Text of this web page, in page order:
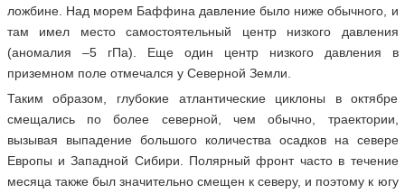
ложбине. Над морем Баффина давление было ниже обычного, и
там имел место самостоятельный центр низкого давления
(аномалия –5 гПа). Еще один центр низкого давления в
приземном поле отмечался у Северной Земли.
Таким образом, глубокие атлантические циклоны в октябре
смещались по более северной, чем обычно, траектории,
вызывая выпадение большого количества осадков на севере
Европы и Западной Сибири. Полярный фронт часто в течение
месяца также был значительно смещен к северу, и поэтому к югу